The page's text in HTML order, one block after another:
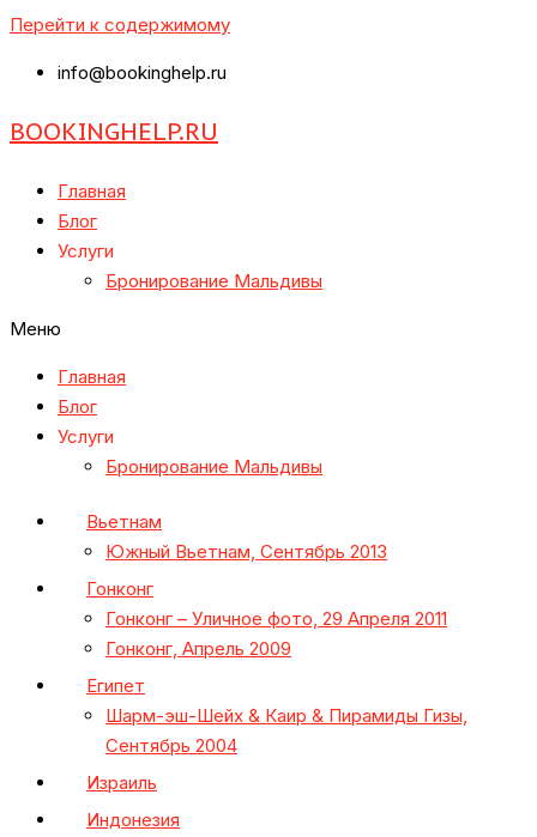
Перейти к содержимому
info@bookinghelp.ru
BOOKINGHELP.RU
Главная
Блог
Услуги
Бронирование Мальдивы
Меню
Главная
Блог
Услуги
Бронирование Мальдивы
Вьетнам
Южный Вьетнам, Сентябрь 2013
Гонконг
Гонконг – Уличное фото, 29 Апреля 2011
Гонконг, Апрель 2009
Египет
Шарм-эш-Шейх & Каир & Пирамиды Гизы,
Сентябрь 2004
Израиль
Индонезия